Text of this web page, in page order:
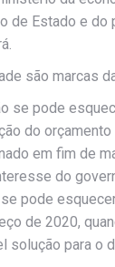
de Estado e
são marcas
se pode
do
em fim de
do
pode
de 2020,
solução para o